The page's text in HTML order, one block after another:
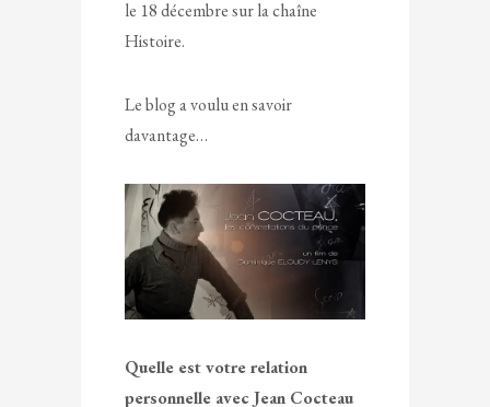
le 18 décembre sur la chaîne
Histoire.
Le blog a voulu en savoir
davantage…
Quelle est votre relation
personnelle avec Jean Cocteau